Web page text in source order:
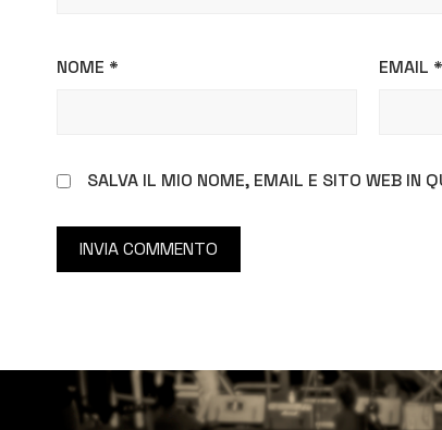
NOME * EMAIL *
SALVA IL MIO NOME, EMAIL E SITO WEB IN